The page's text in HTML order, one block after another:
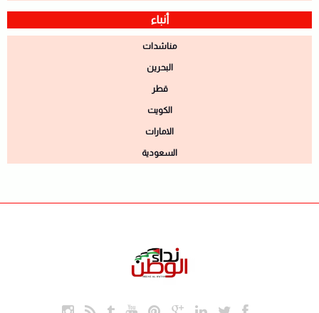
أنباء
مناشدات
البحرين
قطر
الكويت
الامارات
السعودية